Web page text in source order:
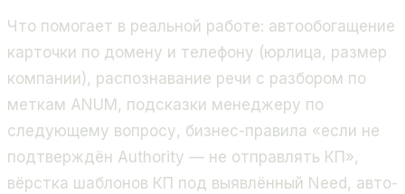
Что помогает в реальной работе: автообогащение
карточки по домену и телефону (юрлица, размер
компании), распознавание речи с разбором по
меткам ANUM, подсказки менеджеру по
следующему вопросу, бизнес-правила «если не
подтверждён Authority — не отправлять КП»,
вёрстка шаблонов КП под выявлённый Need, авто-